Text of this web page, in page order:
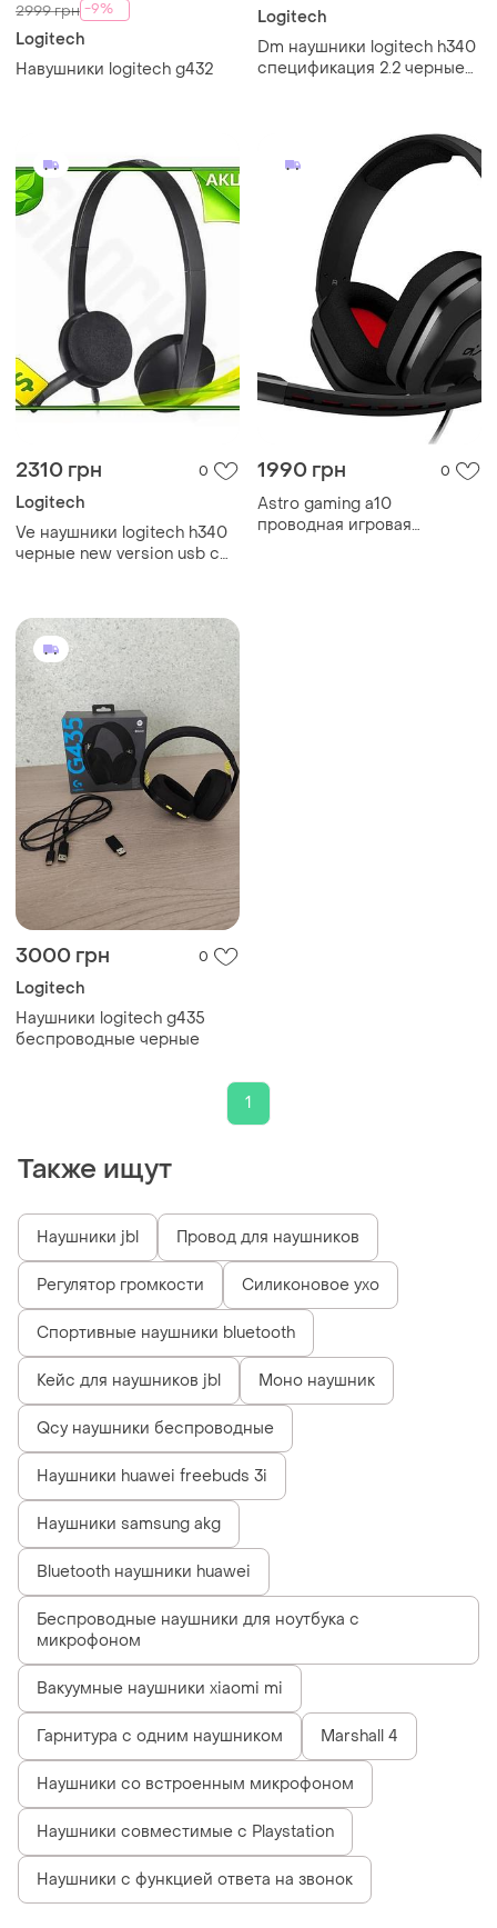
2999 грн -9%
Logitech
Навушники logitech g432
Logitech
Dm наушники logitech h340
спецификация 2.2 черные
2310 грн 0
Logitech
Ve наушники logitech h340
черные new version usb с
и видеосвяз n6w_ver
1990 грн 0
Astro gaming a10
проводная игровая
3000 грн 0
Logitech
Наушники logitech g435
беспроводные черные
1
Также ищут
Наушники jbl Провод для наушников
Регулятор громкости Силиконовое ухо
Спортивные наушники bluetooth
Кейс для наушников jbl Моно наушник
Qcy наушники беспроводные
Наушники huawei freebuds 3i
Наушники samsung akg
Bluetooth наушники huawei
Беспроводные наушники для ноутбука с
микрофоном
Вакуумные наушники xiaomi mi
Гарнитура с одним наушником Marshall 4
Наушники со встроенным микрофоном
Наушники совместимые с Playstation
Наушники с функцией ответа на звонок